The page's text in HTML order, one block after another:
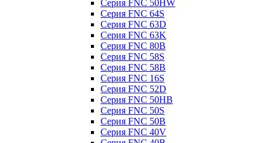
Серия FNC 50HW
Серия FNC 64S
Серия FNC 63D
Серия FNC 63K
Серия FNC 80B
Серия FNC 58S
Серия FNC 58B
Серия FNC 16S
Серия FNC 52D
Серия FNC 50HB
Серия FNC 50S
Серия FNC 50B
Серия FNC 40V